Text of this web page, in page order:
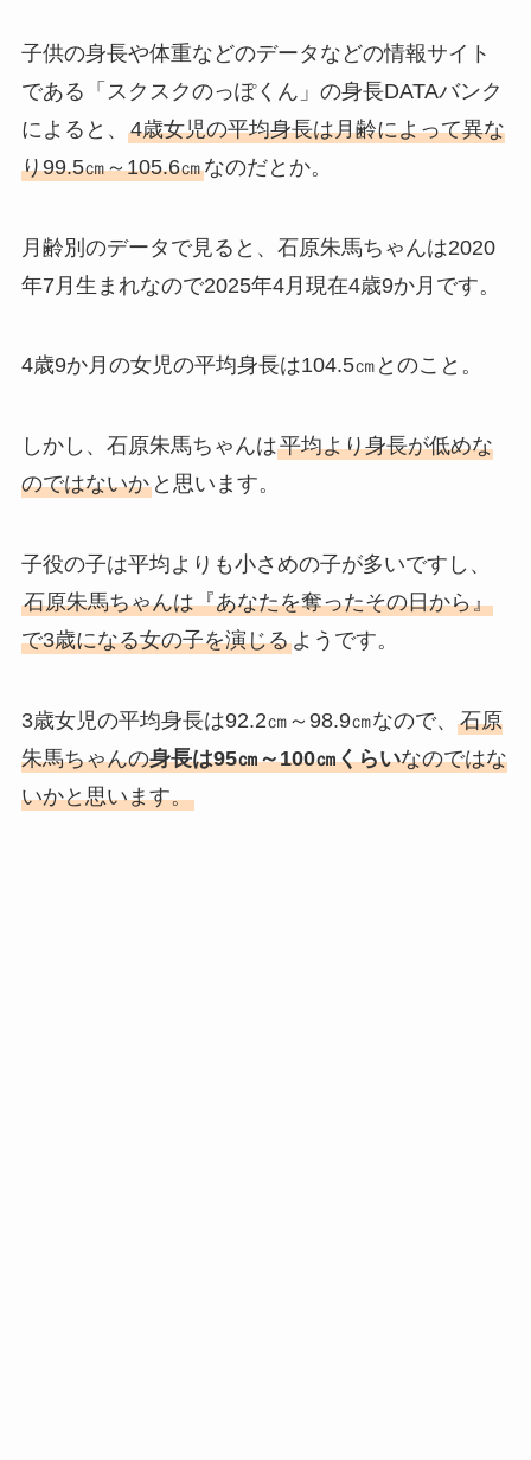
子供の身長や体重などのデータなどの情報サイト
である「スクスクのっぽくん」の身長DATAバンク
によると、 4歳女児の平均身長は月齢によって異な
り99.5㎝～105.6㎝なのだとか。
月齢別のデータで見ると、石原朱馬ちゃんは2020
年7月生まれなので2025年4月現在4歳9か月です。
4歳9か月の女児の平均身長は104.5㎝とのこと。
しかし、石原朱馬ちゃんは平均より身長が低めな
のではないかと思います。
子役の子は平均よりも小さめの子が多いですし、
石原朱馬ちゃんは『あなたを奪ったその日から』
で3歳になる女の子を演じるようです。
3歳女児の平均身長は92.2㎝～98.9㎝なので、 石原
朱馬ちゃんの身長は95㎝～100㎝くらいなのではな
いかと思います。